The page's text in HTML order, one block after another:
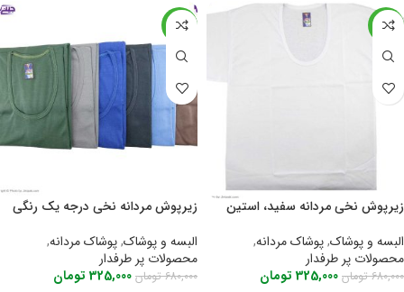
-52%
زیرپوش نخی مردانه سفید، استین
البسه و پوشاک,پوشاک مردانه,
محصولات پر طرفدار
680,000 تومان 325,000 تومان
-52%
زیرپوش مردانه نخی درجه یک رنگی
البسه و پوشاک,پوشاک مردانه,
محصولات پر طرفدار
680,000 تومان 325,000 تومان